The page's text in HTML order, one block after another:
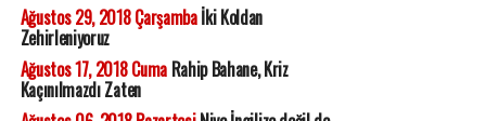
Ağustos 29, 2018 Çarşambaİki Koldan
Zehirleniyoruz
Ağustos 17, 2018 CumaRahip Bahane, Kriz
Kaçınılmazdı Zaten